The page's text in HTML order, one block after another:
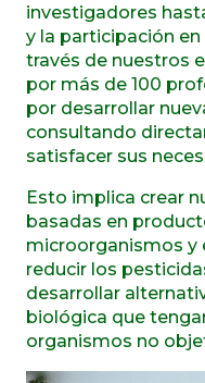
investigadores
y la participación
través de nuestros
por más de 100
por desarrollar
consultando
satisfacer sus
Esto implica crear
basadas en
microorganismos y
reducir los
desarrollar
biológica que
organismos no